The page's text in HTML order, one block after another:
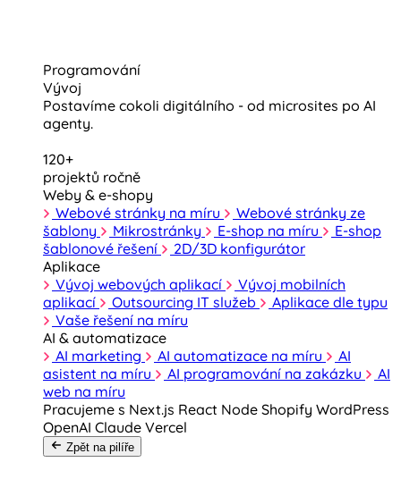
Programování
Vývoj
Postavíme cokoli digitálního - od microsites po AI
agenty.
120+
projektů ročně
Weby & e-shopy
Webové stránky na míru
Webové stránky ze
šablony
Mikrostránky E-shop na míru
E-shop
šablonové řešení
2D/3D konfigurátor
Aplikace
Vývoj webových aplikací
Vývoj mobilních
aplikací
Outsourcing IT služeb
Aplikace dle typu
Vaše řešení na míru
AI & automatizace
AI marketing
AI automatizace na míru
AI
asistent na míru
AI programování na zakázku
AI
web na míru
Pracujeme s Next.js React Node Shopify WordPress
OpenAI Claude Vercel
Zpět na pilíře